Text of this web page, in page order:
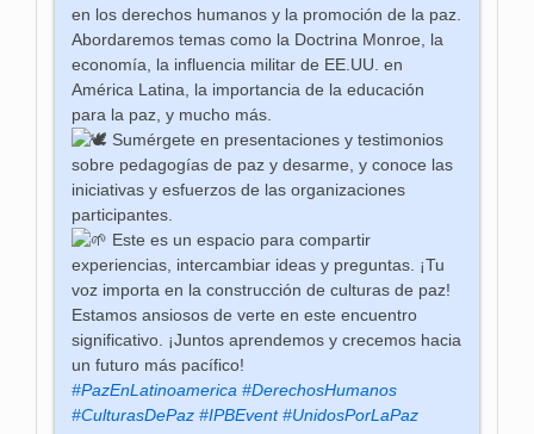
en los derechos humanos y la promoción de la paz.
Abordaremos temas como la Doctrina Monroe, la
economía, la influencia militar de EE.UU. en
América Latina, la importancia de la educación
para la paz, y mucho más.
Sumérgete en presentaciones y testimonios
sobre pedagogías de paz y desarme, y conoce las
iniciativas y esfuerzos de las organizaciones
participantes.
Este es un espacio para compartir
experiencias, intercambiar ideas y preguntas. ¡Tu
voz importa en la construcción de culturas de paz!
Estamos ansiosos de verte en este encuentro
significativo. ¡Juntos aprendemos y crecemos hacia
un futuro más pacífico!
#PazEnLatinoamerica #DerechosHumanos
#CulturasDePaz #IPBEvent #UnidosPorLaPaz